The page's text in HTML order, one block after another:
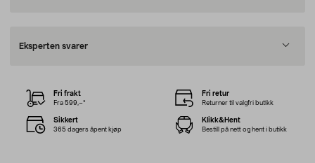
Eksperten svarer
Fri frakt
Fra 599,–*
Fri retur
Returner til valgfri butikk
Sikkert
365 dagers åpent kjøp
Klikk&Hent
Bestill på nett og hent i butikk